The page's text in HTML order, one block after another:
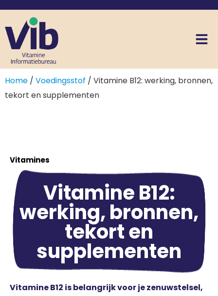
Home / Voedingsstof / Vitamine B12: werking, bronnen,
tekort en supplementen
Vitamines
Vitamine B12:
werking, bronnen,
tekort en
supplementen
Vitamine B12 is belangrijk voor je zenuwstelsel,